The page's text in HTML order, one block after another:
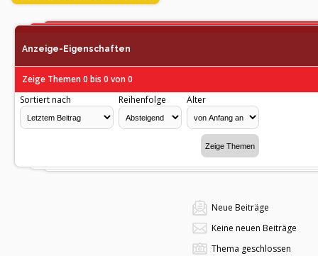
Anzeige-Eigenschaften
Zeige Themen 0 bis 0 von 0
Sortiert nach
Reihenfolge Alter
Neue Beiträge
Keine neuen Beiträge
Thema geschlossen